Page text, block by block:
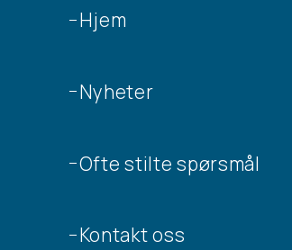
Hjem
Nyheter
Ofte stilte spørsmål
Kontakt oss